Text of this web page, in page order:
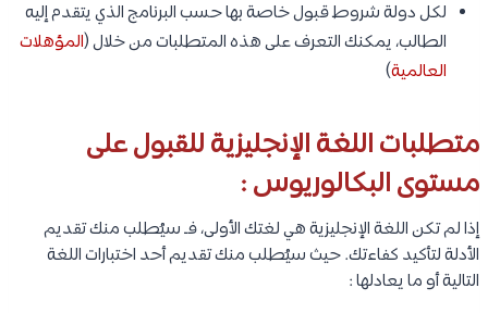
لكل دولة شروط قبول خاصة بها حسب البرنامج الذي يتقدم إليه
الطالب، يمكنك التعرف على هذه المتطلبات من خلال (المؤهلات
العالمية)
متطلبات اللغة الإنجليزية للقبول على
مستوى البكالوريوس :
إذا لم تكن اللغة الإنجليزية هي لغتك الأولى، فـ سيُطلب منك تقديم
الأدلة لتأكيد كفاءتك. حيث سيُطلب منك تقديم أحد اختبارات اللغة
التالية أو ما يعادلها :